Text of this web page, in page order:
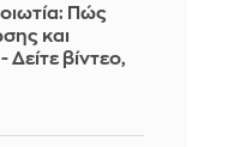
Πώς
και
βίντεο,